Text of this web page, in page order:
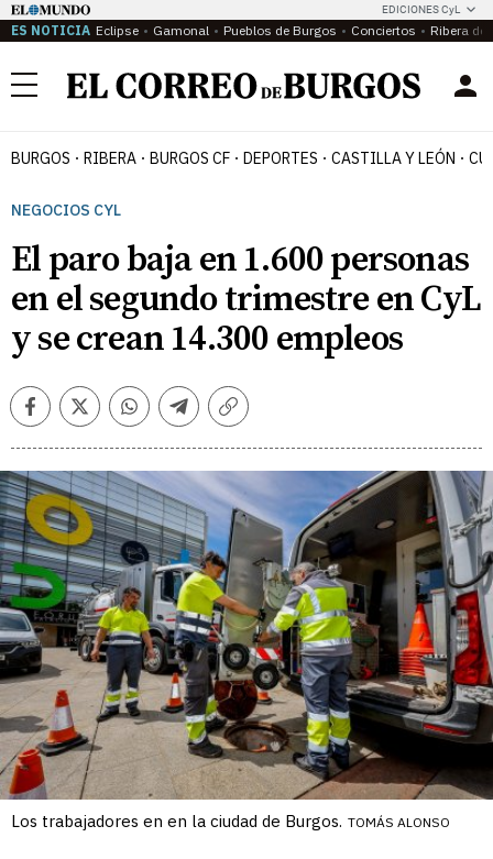
EDICIONES CyL
ES NOTICIA Eclipse Gamonal Pueblos de Burgos Conciertos Ribera del
Menú
BURGOS RIBERA BURGOS CF DEPORTES CASTILLA Y LEÓN
NEGOCIOS CYL
El paro baja en 1.600 personas
en el segundo trimestre en CyL
y se crean 14.300 empleos
FacebookTwitterWhatsappTelegramCopiar
Los trabajadores en en la ciudad de Burgos. TOMÁS ALONSO